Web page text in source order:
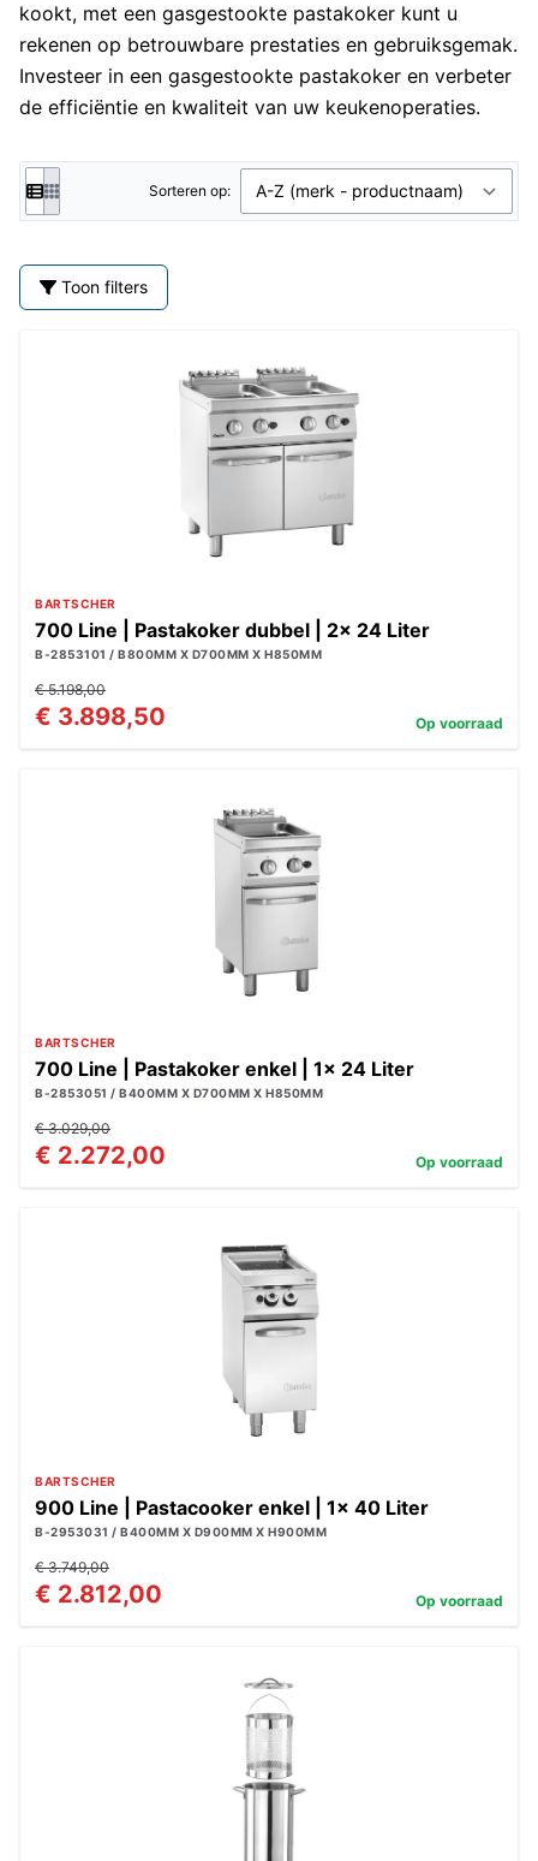
kookt, met een gasgestookte pastakoker kunt u
rekenen op betrouwbare prestaties en gebruiksgemak.
Investeer in een gasgestookte pastakoker en verbeter
de efficiëntie en kwaliteit van uw keukenoperaties.
Sorteren op:
Toon filters
BARTSCHER
700 Line | Pastakoker dubbel | 2x 24 Liter
B-2853101 / B800MM X D700MM X H850MM
€ 5.198,00
€ 3.898,50 Op voorraad
BARTSCHER
700 Line | Pastakoker enkel | 1x 24 Liter
B-2853051 / B400MM X D700MM X H850MM
€ 3.029,00
€ 2.272,00 Op voorraad
BARTSCHER
900 Line | Pastacooker enkel | 1x 40 Liter
B-2953031 / B400MM X D900MM X H900MM
€ 3.749,00
€ 2.812,00 Op voorraad